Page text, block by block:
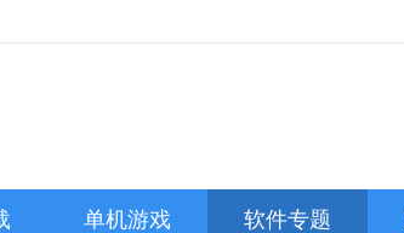
单机游戏 软件专题